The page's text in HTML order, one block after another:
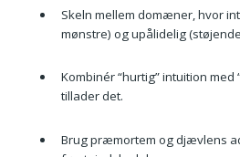
Skeln mellem domæner, hvor
mønstre) og upålidelig
Kombinér “hurtig” intuition med
tillader det.
Brug præmortem og djævlens